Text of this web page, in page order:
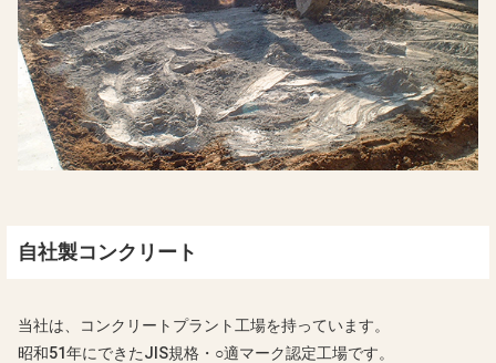
自社製コンクリート
当社は、コンクリートプラント工場を持っています。
昭和51年にできたJIS規格・○適マーク認定工場です。